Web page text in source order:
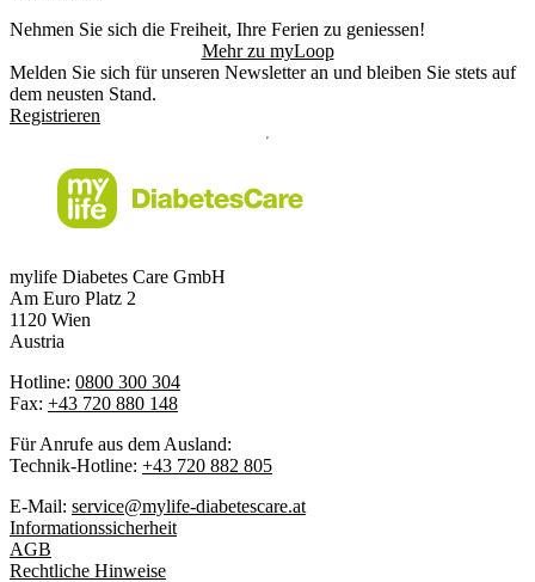
Nehmen Sie sich die Freiheit, Ihre Ferien zu geniessen!
Mehr zu myLoop
Melden Sie sich für unseren Newsletter an und bleiben Sie stets auf
dem neusten Stand.
Registrieren
mylife Diabetes Care GmbH
Am Euro Platz 2
1120 Wien
Austria
Hotline: 0800 300 304
Fax: +43 720 880 148
Für Anrufe aus dem Ausland:
Technik-Hotline: +43 720 882 805
E-Mail: service@mylife-diabetescare.at
Informationssicherheit
AGB
Rechtliche Hinweise